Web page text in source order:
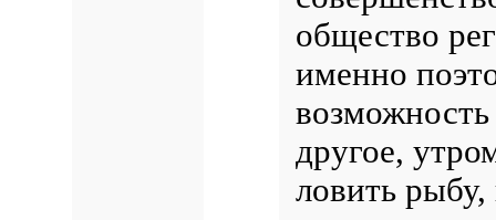
общество
именно
возможность
другое,
ловить рыбу,